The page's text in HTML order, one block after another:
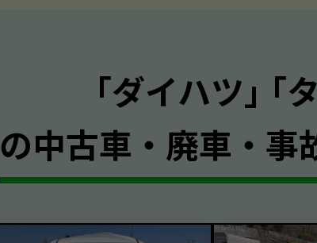
｢ダイハツ｣ ｢
の中古車・廃車・事